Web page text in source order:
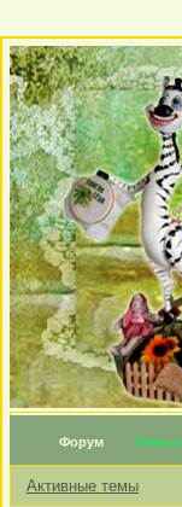
Форум
Активные темы